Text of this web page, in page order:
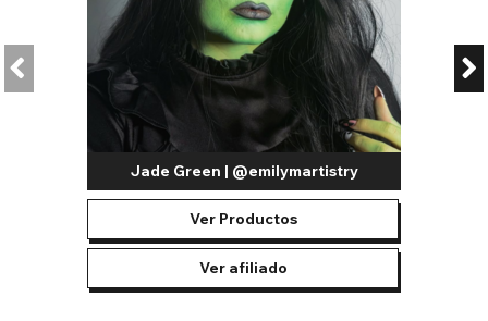
Jade Green | @emilymartistry
Ver Productos
Ver afiliado